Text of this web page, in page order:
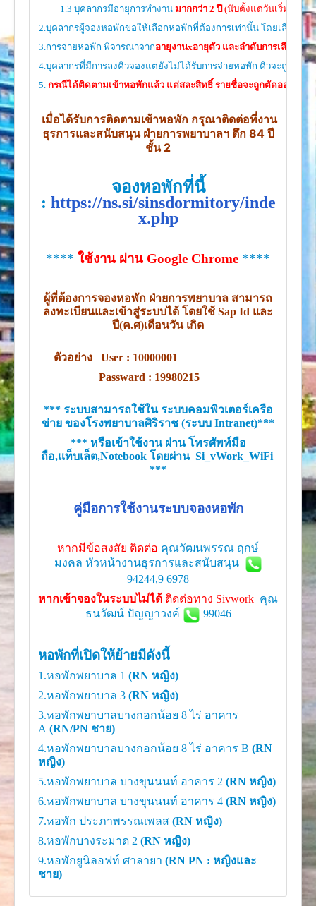
1.3 บุคลากรมีอายุการทำงาน มากกว่า 2 ปี (นับตั้งแต่วันเริ่มจ้างร
2.บุคลากรผู้จองหอพักขอให้เลือกหอพักที่ต้องการเท่านั้น โดยเลือกได้
3.การจ่ายหอพัก พิจารณาจากอายุงานxอายุตัว และลำดับการเลือกห
4.บุคลากรที่มีการลงคิวจองแต่ยังไม่ได้รับการจ่ายหอพัก คิวจะถูกจัดเ
5. กรณีได้ติดตามเข้าหอพักแล้ว แต่สละสิทธิ์ รายชื่อจะถูกตัดออกจาก
เมื่อได้รับการติดตามเข้าหอพัก กรุณาติดต่อที่งาน
ธุรการและสนับสนุน ฝ่ายการพยาบาลฯ ตึก 84 ปี
ชั้น 2
จองหอพักที่นี้
: https://ns.si/sinsdormitory/inde
x.php
**** ใช้งาน ผ่าน Google Chrome ****
ผู้ที่ต้องการจองหอพัก ฝ่ายการพยาบาล สามารถ
ลงทะเบียนและเข้าสู่ระบบได้ โดยใช้ Sap Id และ
ปี(ค.ศ)เดือนวัน เกิด
ตัวอย่าง User : 10000001
Passward : 19980215
*** ระบบสามารถใช้ใน ระบบคอมพิวเตอร์เครือ
ข่าย ของโรงพยาบาลศิริราช (ระบบ Intranet)***
*** หรือเข้าใช้งาน ผ่าน โทรศัพท์มือ
ถือ,แท็บเล็ต,Notebook โดยผ่าน Si_vWork_WiFi
***
คู่มือการใช้งานระบบจองหอพัก
หากมีข้อสงสัย ติดต่อ คุณวัฒนพรรณ ฤกษ์
มงคล หัวหน้างานธุรการและสนับสนุน
94244,9 6978
หากเข้าจองในระบบไม่ได้ ติดต่อทาง Sivwork คุณ
ธนวัฒน์ ปัญญาวงค์
99046
หอพักที่เปิดให้ย้ายมีดังนี้
1.หอพักพยาบาล 1 (RN หญิง)
2.หอพักพยาบาล 3 (RN หญิง)
3.หอพักพยาบาลบางกอกน้อย 8 ไร่ อาคาร
A (RN/PN ชาย)
4.หอพักพยาบาลบางกอกน้อย 8 ไร่ อาคาร B (RN
หญิง)
5.หอพักพยาบาล บางขุนนนท์ อาคาร 2 (RN หญิง)
6.หอพักพยาบาล บางขุนนนท์ อาคาร 4 (RN หญิง)
7.หอพัก ประภาพรรณเพลส (RN หญิง)
8.หอพักบางระมาด 2 (RN หญิง)
9.หอพักยูนิลอฟท์ ศาลายา (RN PN : หญิงและ
ชาย)